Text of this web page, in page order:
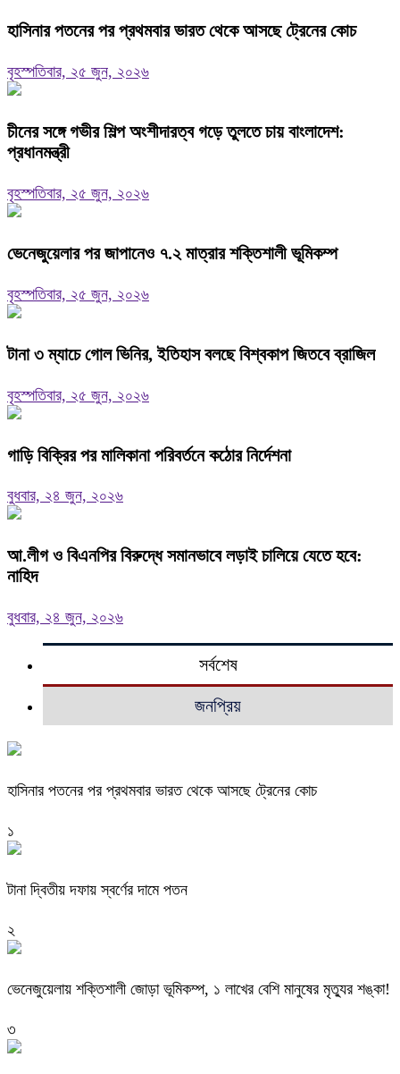
হাসিনার পতনের পর প্রথমবার ভারত থেকে আসছে ট্রেনের কোচ
বৃহস্পতিবার, ২৫ জুন, ২০২৬
চীনের সঙ্গে গভীর শিল্প অংশীদারত্ব গড়ে তুলতে চায় বাংলাদেশ:
প্রধানমন্ত্রী
বৃহস্পতিবার, ২৫ জুন, ২০২৬
ভেনেজুয়েলার পর জাপানেও ৭.২ মাত্রার শক্তিশালী ভূমিকম্প
বৃহস্পতিবার, ২৫ জুন, ২০২৬
টানা ৩ ম্যাচে গোল ভিনির, ইতিহাস বলছে বিশ্বকাপ জিতবে ব্রাজিল
বৃহস্পতিবার, ২৫ জুন, ২০২৬
গাড়ি বিক্রির পর মালিকানা পরিবর্তনে কঠোর নির্দেশনা
বুধবার, ২৪ জুন, ২০২৬
আ.লীগ ও বিএনপির বিরুদ্ধে সমানভাবে লড়াই চালিয়ে যেতে হবে:
নাহিদ
বুধবার, ২৪ জুন, ২০২৬
সর্বশেষ
জনপ্রিয়
হাসিনার পতনের পর প্রথমবার ভারত থেকে আসছে ট্রেনের কোচ
১
টানা দ্বিতীয় দফায় স্বর্ণের দামে পতন
২
ভেনেজুয়েলায় শক্তিশালী জোড়া ভূমিকম্প, ১ লাখের বেশি মানুষের মৃত্যুর শঙ্কা!
৩